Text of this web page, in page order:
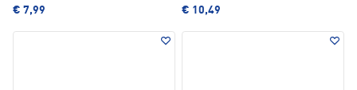
€ 7,99 € 10,49